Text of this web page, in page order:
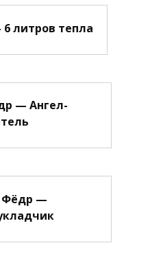
литров тепла
— Ангел-
Фёдр —